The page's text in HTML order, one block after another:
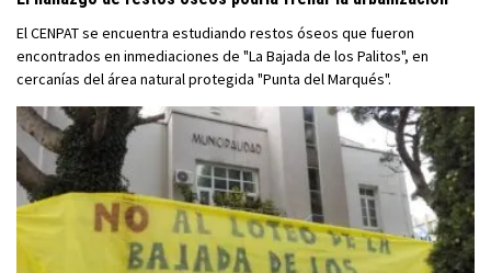
El CENPAT se encuentra estudiando restos óseos que fueron
encontrados en inmediaciones de "La Bajada de los Palitos", en
cercanías del área natural protegida "Punta del Marqués".